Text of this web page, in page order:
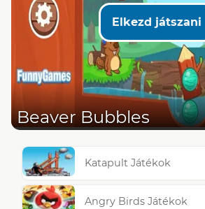
Elkezd játszani
Beaver Bubbles
Katapult Játékok
Angry Birds Játékok